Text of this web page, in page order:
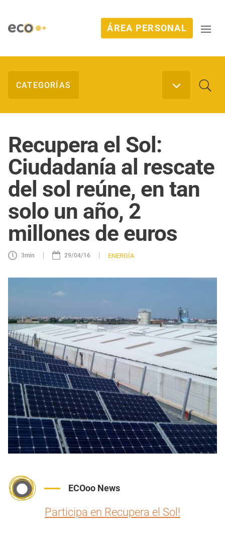
ÁREA PERSONAL
Recupera el Sol:
Ciudadanía al rescate
del sol reúne, en tan
solo un año, 2
millones de euros
3min | 29/04/16 | ENERGÍA
ECOoo News
Participa en Recupera el Sol!